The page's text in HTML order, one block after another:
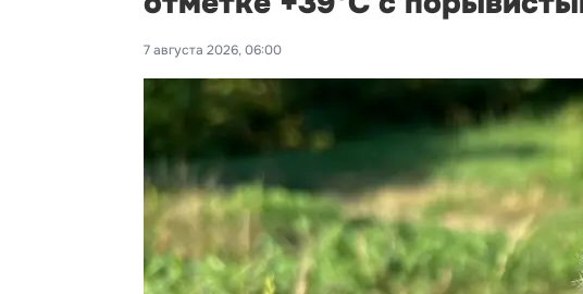
7 августа 2026, 06:00